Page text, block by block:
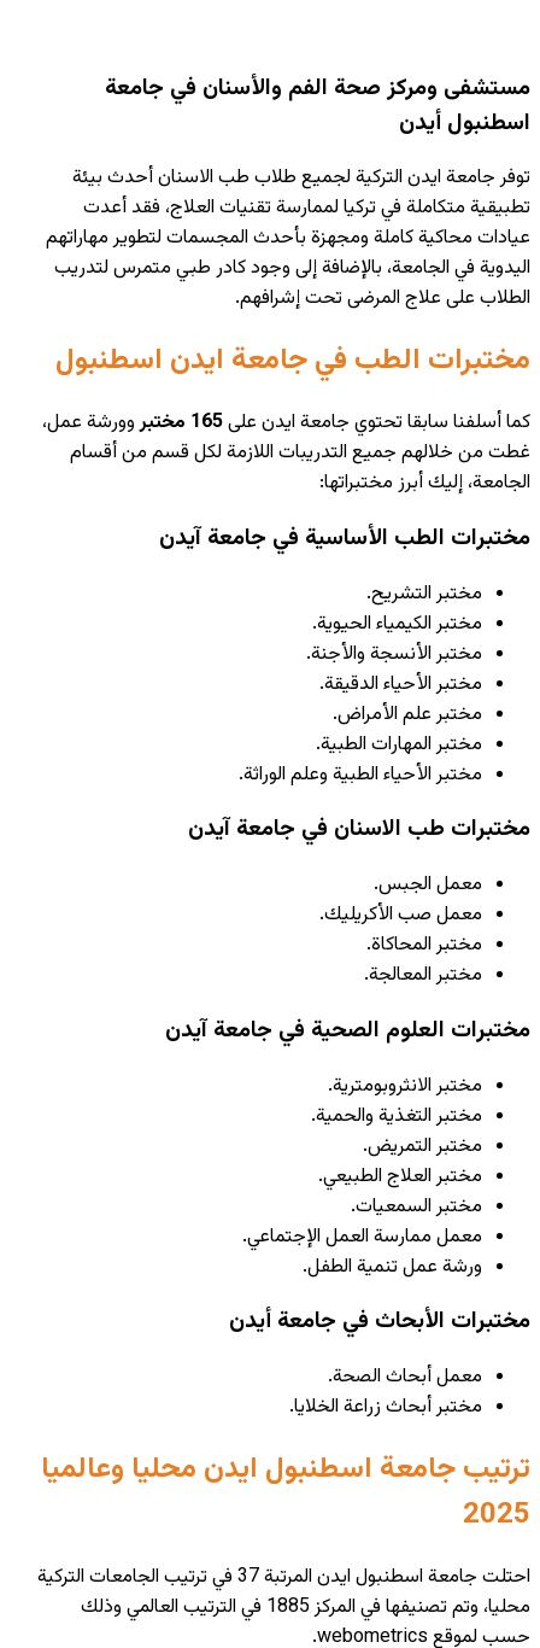
مستشفى ومركز صحة الفم والأسنان في جامعة
اسطنبول أيدن
توفر جامعة ايدن التركية لجميع طلاب طب الاسنان أحدث بيئة
تطبيقية متكاملة في تركيا لممارسة تقنيات العلاج، فقد أعدت
عيادات محاكية كاملة ومجهزة بأحدث المجسمات لتطوير مهاراتهم
اليدوية في الجامعة، بالإضافة إلى وجود كادر طبي متمرس لتدريب
الطلاب على علاج المرضى تحت إشرافهم.
مختبرات الطب في جامعة ايدن اسطنبول
كما أسلفنا سابقا تحتوي جامعة ايدن على165 مختبر
وورشة عمل،
غطت من خلالهم جميع التدريبات اللازمة لكل قسم من أقسام
الجامعة، إليك أبرز مختبراتها:
مختبرات الطب الأساسية في جامعة آيدن
مختبر التشريح.
مختبر الكيمياء الحيوية.
مختبر الأنسجة والأجنة.
مختبر الأحياء الدقيقة.
مختبر علم الأمراض.
مختبر المهارات الطبية.
مختبر الأحياء الطبية وعلم الوراثة.
مختبرات طب الاسنان في جامعة آيدن
معمل الجبس.
معمل صب الأكريليك.
مختبر المحاكاة.
مختبر المعالجة.
مختبرات العلوم الصحية في جامعة آيدن
مختبر الانثروبومترية.
مختبر التغذية والحمية.
مختبر التمريض.
مختبر العلاج الطبيعي.
مختبر السمعيات.
معمل ممارسة العمل الإجتماعي.
ورشة عمل تنمية الطفل.
مختبرات الأبحاث في جامعة أيدن
معمل أبحاث الصحة.
مختبر أبحاث زراعة الخلايا.
ترتيب جامعة اسطنبول ايدن محليا وعالميا
2025
احتلت جامعة اسطنبول ايدن المرتبة 37 في ترتيب الجامعات التركية
محليا، وتم تصنيفها في المركز 1885 في الترتيب العالمي وذلك
حسب لموقع webometrics
.